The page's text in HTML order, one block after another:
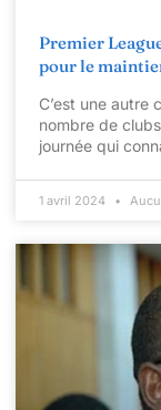
Premier
pour le
C’est une autre
nombre de
journée qui
1 avril 2024